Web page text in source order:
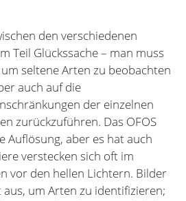
den verschiedenen
Teil Glückssache – man muss
seltene Arten zu beobachten
auch auf die
der einzelnen
zurückzuführen. Das OFOS
Auflösung, aber es hat auch
verstecken sich oft im
vor den hellen Lichtern. Bilder
um Arten zu identifizieren;